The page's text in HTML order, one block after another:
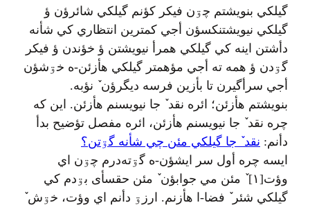
گيلکي بنويشتم چۊن فيکر کؤنم گيلکي شائرؤن ؤ
گيلکي نيويشتنکسؤن أجي کمترين انتظاري کي شأنه
دأشتن اينه کي گيلکي همرأ نيويشتن ؤ خؤندن ؤ فيکر
گۊدن ؤ همه ته أجي مؤهمتر گيلکي هأزئن-ه خۊشؤن
أجي سرأگيرن تا بأزين فرسه ديگرؤن ٚ نؤبه.
بنويشتم هأزئن؛ ائره نقد ٚ جا نيويسنم هأزئن. اين که
چره نقد ٚ جا نيويسنم هأزئن، ائره مفصل تؤضيح بدأ
دأنم: نقد ٚ جا گيلکي مئن چي شأنه گۊتن؟
ايسه چره أول سر ايشؤن-ه گۊته‌درم چۊن اي
وؤت[۱] ٚ مئن مي جوابؤن ٚ مئن حقسأی بۊدم کي
گيلکي شئر ٚ فضا-ا هأزنم. ارزۊ دأنم اي وؤت، خۊش ٚ